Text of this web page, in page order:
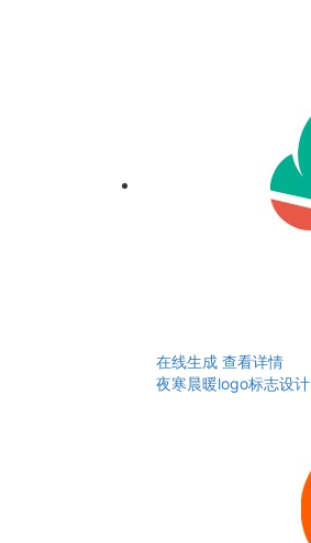
在线生成 查看详情
夜寒晨暖logo标志设计